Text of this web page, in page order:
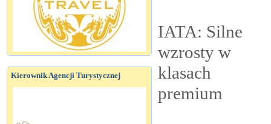
Kierownik Agencji Turystycznej
IATA: Silne
wzrosty w
klasach
premium